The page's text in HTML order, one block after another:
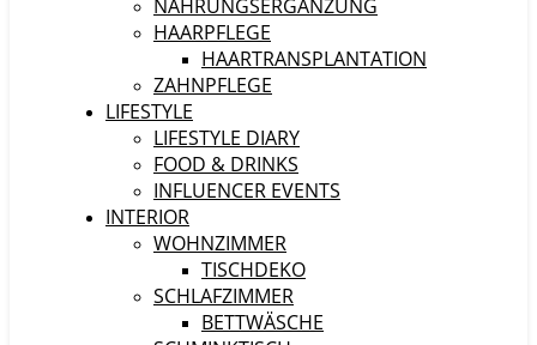
NAHRUNGSERGÄNZUNG
HAARPFLEGE
HAARTRANSPLANTATION
ZAHNPFLEGE
LIFESTYLE
LIFESTYLE DIARY
FOOD & DRINKS
INFLUENCER EVENTS
INTERIOR
WOHNZIMMER
TISCHDEKO
SCHLAFZIMMER
BETTWÄSCHE